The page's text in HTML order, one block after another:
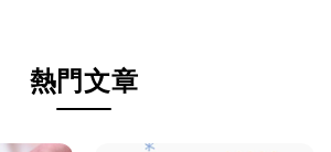
熱門文章